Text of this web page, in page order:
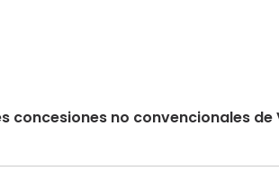
concesiones no convencionales